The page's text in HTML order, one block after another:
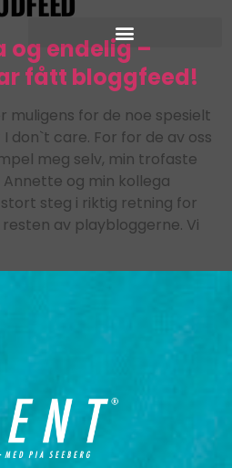
og endelig –
fått bloggfeed!
muligens for de noe spesielt
don`t care. For for de av oss
meg selv, min trofaste
og min kollega
steg i riktig retning for
av playbloggerne. Vi